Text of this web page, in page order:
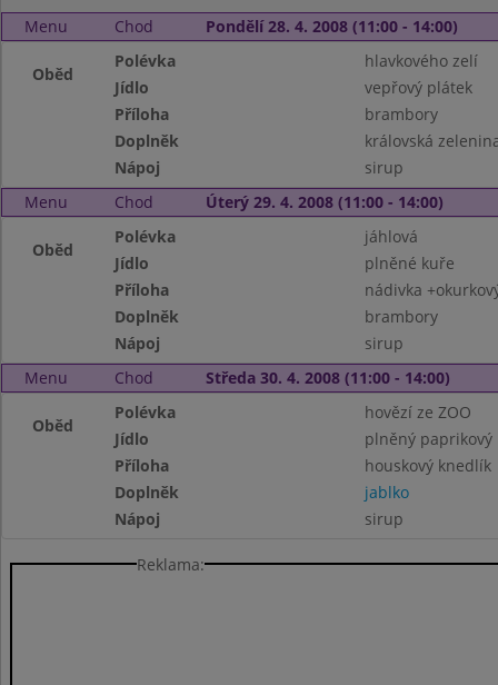
Menu Chod Pondělí 28. 4. 2008 (11:00 - 14:00)
Oběd
Polévka
hlavkového zelí
Jídlo
vepřový plátek
Příloha
brambory
Doplněk
královská
Nápoj
sirup
Menu
Chod Úterý 29. 4. 2008 (11:00 - 14:00)
Oběd
Polévka
jáhlová
Jídlo
plněné kuře
Příloha
nádivka
Doplněk
brambory
Nápoj
sirup
Menu
Chod Středa 30. 4. 2008 (11:00 - 14:00)
Oběd
Polévka
hovězí ze ZOO
Jídlo
plněný paprikový
Příloha
houskový knedlík
Doplněk
jablko
Nápoj
sirup
Reklama: